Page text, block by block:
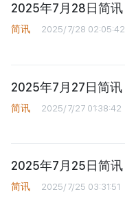
2025年7月28日简讯
简讯 2025/7/28 02:05:42
2025年7月27日简讯
简讯 2025/7/27 01:38:42
2025年7月25日简讯
简讯 2025/7/25 03:31:51